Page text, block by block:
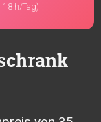
18 h/Tag)